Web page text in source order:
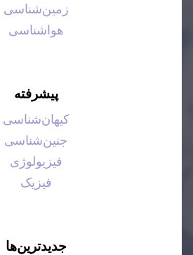
زمین‌شناسی
هواشناسی
پیشرفته
کیهان‌شناسی
جنین‌شناسی
فیزیولوژی
فیزیک
جدیدترین‌ها